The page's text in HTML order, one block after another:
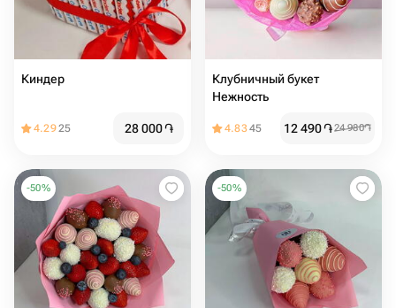
Киндер
4.2925 28 000֏
Клубничный букет
Нежность
4.8345 12 490֏24 980֏
-50% -50%